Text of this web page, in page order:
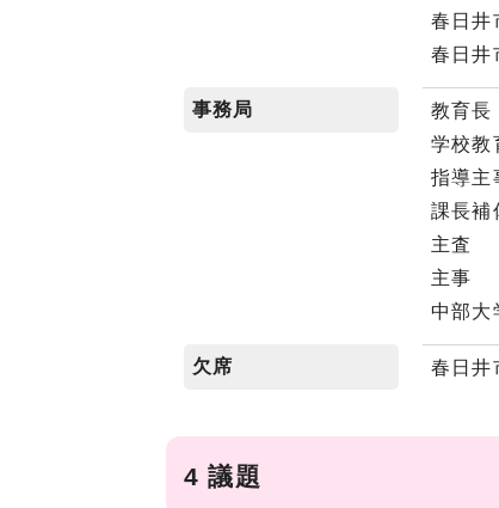
春日
春
事務局
教
学校
指
課
主
主
中部
欠席 春
4 議題